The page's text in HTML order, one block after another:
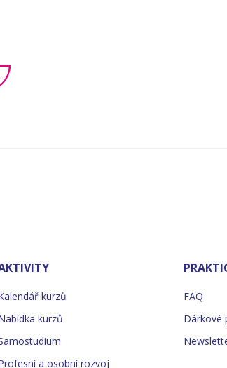
kurzů
kurzů
a osobní rozvoj
FAQ
Dárkové